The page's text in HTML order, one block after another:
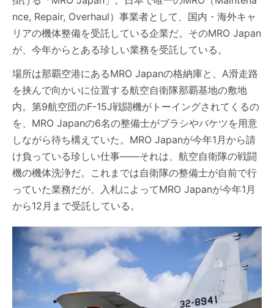
nce, Repair, Overhaul）事業者として、国内・海外キャ
リアの機体整備を受託している企業だ。そのMRO Japan
が、今年からとある珍しい業務を受託している。
場所は那覇空港にあるMRO Japanの格納庫と、A滑走路
を挟んで向かいに位置する航空自衛隊那覇基地の敷地
内。第9航空団のF-15J戦闘機がトーイングされてくるの
を、MRO Japanの6名の整備士がブラシやバケツを用意
しながら待ち構えていた。MRO Japanが今年1月から請
け負っている珍しい仕事――それは、航空自衛隊の戦闘
機の機体洗浄だ。これまでは自衛隊の整備士が自前で行
っていた業務だが、入札によってMRO Japanが今年1月
から12月まで受託している。